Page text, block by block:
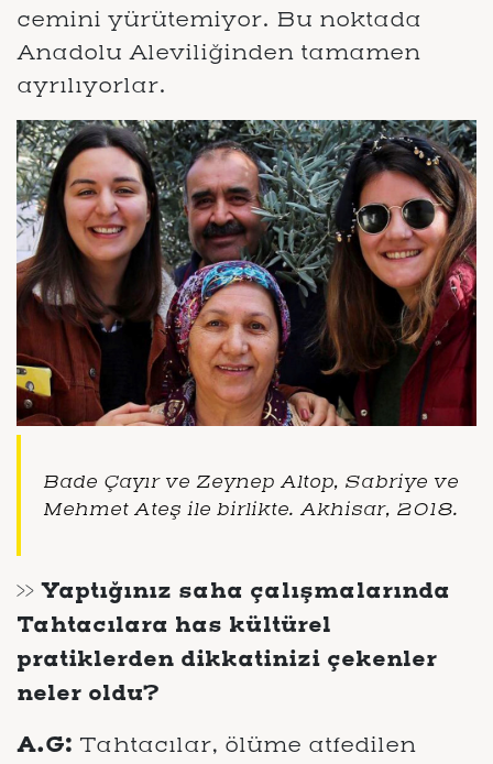
cemini yürütemiyor. Bu noktada
Anadolu Aleviliğinden tamamen
ayrılıyorlar.
Bade Çayır ve Zeynep Altop, Sabriye ve
Mehmet Ateş ile birlikte. Akhisar, 2018.
>> Yaptığınız saha çalışmalarında
Tahtacılara has kültürel
pratiklerden dikkatinizi çekenler
neler oldu?
A.G: Tahtacılar, ölüme atfedilen